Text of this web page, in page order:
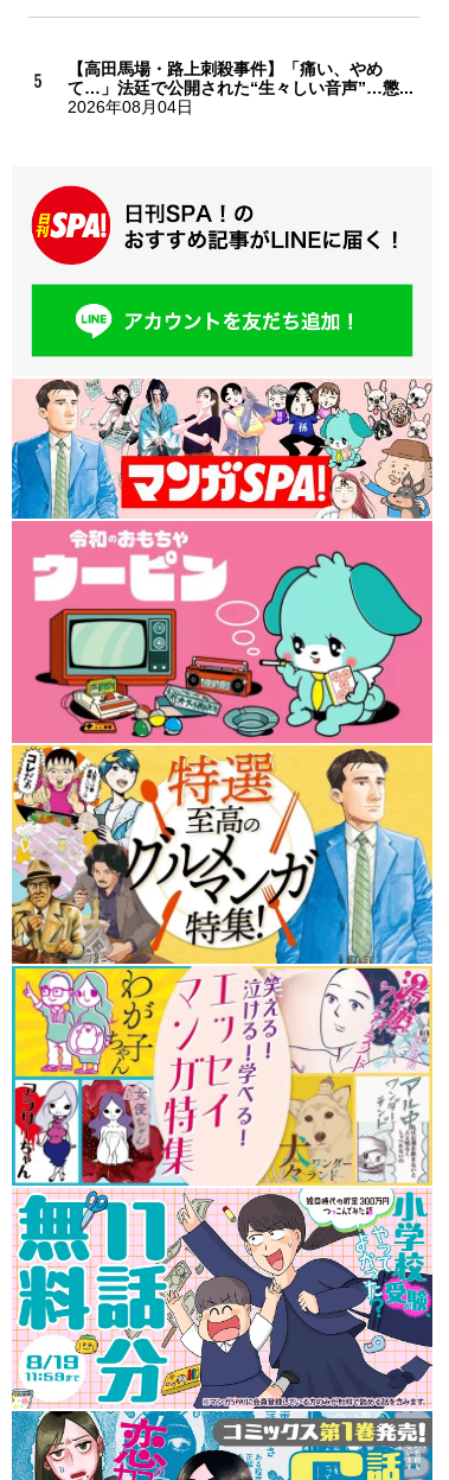
【高田馬場・路上刺殺事件】「痛い、やめ
て…」法廷で公開された“生々しい音声”…懲...
2026年08月04日